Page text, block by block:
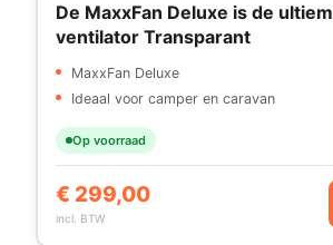
De MaxxFan Deluxe is de
ventilator Transparant
MaxxFan Deluxe
Ideaal voor camper en caravan
Op voorraad
€ 299,00
incl. BTW